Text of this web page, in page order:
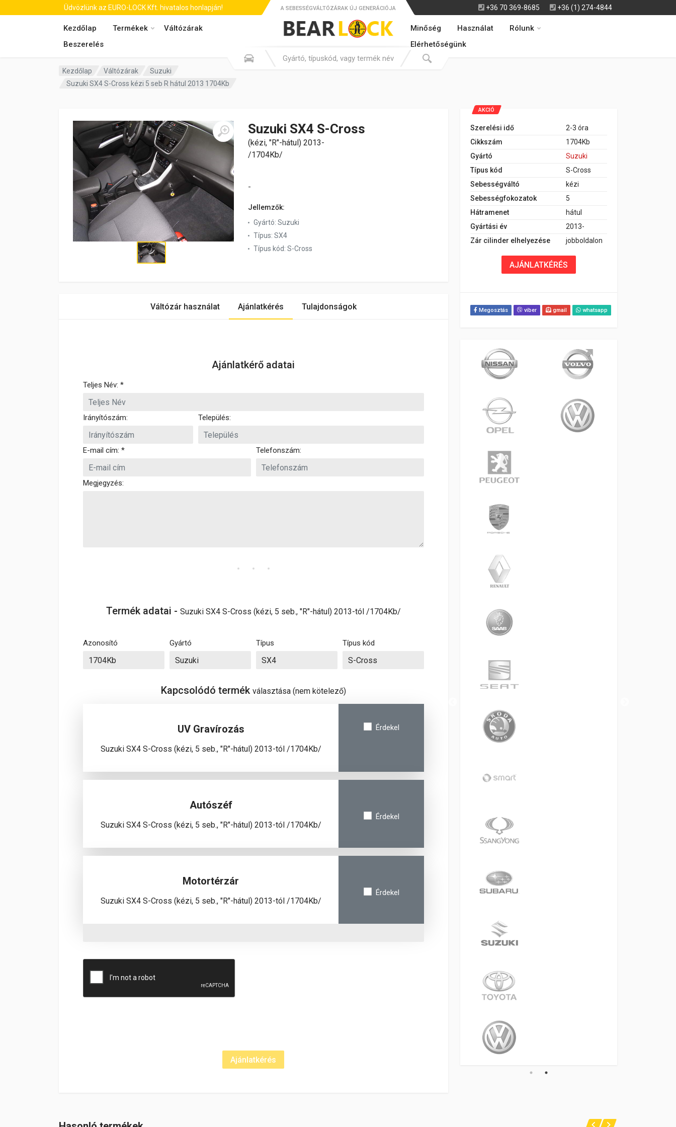
Üdvözlünk az EURO-LOCK Kft. hivatalos honlapján! +36 70 369-8685 +36 (1) 274-4844
Kezdőlap Termékek
Váltózárak
Beszerelés
A SEBESSÉGVÁLTÓZÁRAK ÚJ GENERÁCIÓJA
Minőség Használat
Rólunk
Elérhetőségünk
Kezdőlap Váltózárak
Suzuki
Suzuki SX4 S-Cross kézi 5 seb R hátul 2013 1704Kb
Suzuki SX4 S-Cross
(kézi, "R"-hátul) 2013-
/1704Kb/
-
Jellemzők:
Gyártó: Suzuki
Típus: SX4
Típus kód: S-Cross
AKCIÓ
Szerelési idő
2-3 óra
Cikkszám
1704Kb
Gyártó
Suzuki
Típus kód
S-Cross
Sebességváltó
kézi
Sebességfokozatok
5
Hátramenet
hátul
Gyártási év
2013-
Zár cilinder elhelyezése
jobboldalon
AJÁNLATKÉRÉS
Megosztás viber gmail whatsapp
Váltózár használat Ajánlatkérés Tulajdonságok
Ajánlatkérő adatai
Teljes Név: *
Irányítószám: Település:
E-mail cím: * Telefonszám:
Megjegyzés:
Termék adatai - Suzuki SX4 S-Cross (kézi, 5 seb., "R"-hátul) 2013-tól /1704Kb/
Azonosító Gyártó Típus Típus kód
Kapcsolódó termék választása (nem kötelező)
UV Gravírozás
Suzuki SX4 S-Cross (kézi, 5 seb., "R"-hátul) 2013-tól /1704Kb/
Érdekel
Autószéf
Suzuki SX4 S-Cross (kézi, 5 seb., "R"-hátul) 2013-tól /1704Kb/
Érdekel
Motortérzár
Suzuki SX4 S-Cross (kézi, 5 seb., "R"-hátul) 2013-tól /1704Kb/
Érdekel